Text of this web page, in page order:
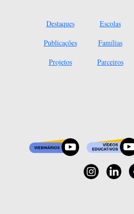
Destaques
Publicações
Projetos
Escolas
Famílias
Parceiros